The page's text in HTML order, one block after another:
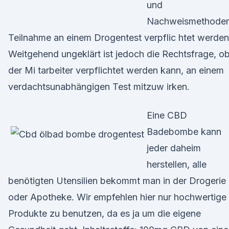
und
Teilnahme an einem Drogentest verpflic htet
Weitgehend ungeklärt ist jedoch die Rechtsfrage, ob
der Mi tarbeiter verpflichtet werden kann, an einem
verdachtsunabhängigen Test mitzuw irken.
Eine CBD
Badebombe kann
jeder daheim
herstellen, alle
benötigten Utensilien bekommt man in der Drogerie
oder Apotheke. Wir empfehlen hier nur hochwertige
Produkte zu benutzen, da es ja um die eigene